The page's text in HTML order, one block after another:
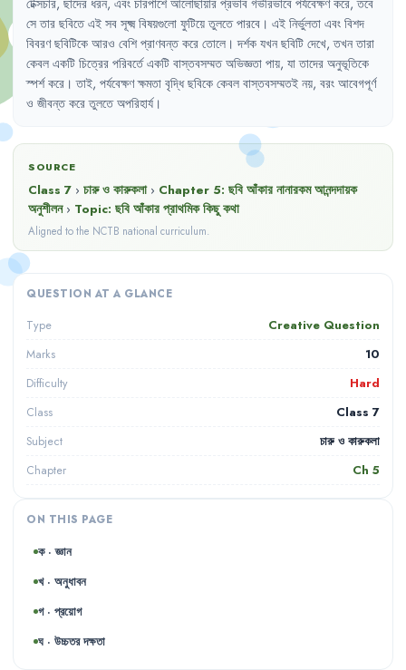
টেক্সচার, ছাদের ধরন, এবং চারপাশে আলোছায়ার প্রভাব গভীরভাবে পর্যবেক্ষণ করে, তবে
সে তার ছবিতে এই সব সূক্ষ্ম বিষয়গুলো ফুটিয়ে তুলতে পারবে । এই নির্ভুলতা এবং বিশদ
বিবরণ ছবিটিকে আরও বেশি প্রাণবন্ত করে তোলে । দর্শক যখন ছবিটি দেখে, তখন তারা
কেবল একটি চিত্রের পরিবর্তে একটি বাস্তবসম্মত অভিজ্ঞতা পায়, যা তাদের অনুভূতিকে
স্পর্শ করে । তাই, পর্যবেক্ষণ ক্ষমতা বৃদ্ধি ছবিকে কেবল বাস্তবসম্মতই নয়, বরং আবেগপূর্ণ
ও জীবন্ত করে তুলতে অপরিহার্য।
SOURCE
Class 7 › চারু ও কারুকলা › Chapter 5: ছবি আঁকার নানারকম আনন্দদায়ক
অনুশীলন › Topic: ছবি আঁকার প্রাথমিক কিছু কথা
Aligned to the NCTB national curriculum.
QUESTION AT A GLANCE
Type Creative Question
Marks 10
Difficulty Hard
Class Class 7
Subject চারু ও কারুকলা
Chapter Ch 5
ON THIS PAGE
ক · জ্ঞান
খ · অনুধাবন
গ · প্রয়োগ
ঘ · উচ্চতর দক্ষতা